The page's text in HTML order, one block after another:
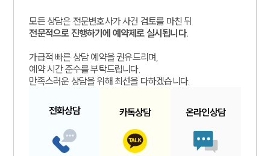
대륜의 강점
오시는 길
모든 상담은 전문변호사가 사건 검토를 마친 뒤
전문적으로 진행하기에 예약제로 실시됩니다.
가급적 빠른 상담 예약을 권유드리며,
예약 시간 준수를 부탁드립니다.
만족스러운 상담을 위해 최선을 다하겠습니다.
전화상담 카톡상담 온라인상담